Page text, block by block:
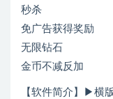
秒杀
免广告获得奖励
无限钻石
金币不减反加
【软件简介】▶横